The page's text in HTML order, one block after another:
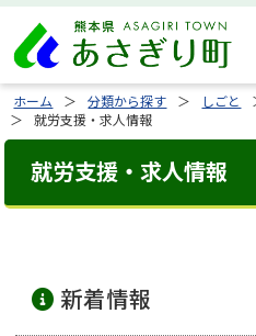
ホーム 分類から探す しごと
就労支援・求人情報
就労支援・求人情報
新着情報